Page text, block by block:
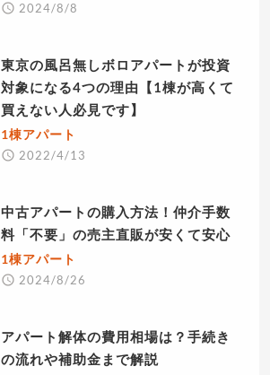
2024/8/8
東京の風呂無しボロアパートが投資
対象になる4つの理由【1棟が高くて
買えない人必見です】
1棟アパート
2022/4/13
中古アパートの購入方法！仲介手数
料「不要」の売主直販が安くて安心
1棟アパート
2024/8/26
アパート解体の費用相場は？手続き
の流れや補助金まで解説